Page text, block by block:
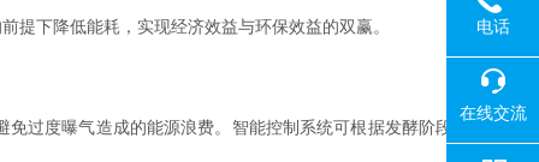
提下降低能耗，实现经济效益与环保效益的双赢。
度曝气造成的能源浪费。智能控制系统可根据发酵阶段
电话
在线交流